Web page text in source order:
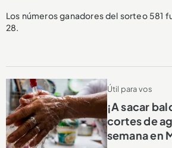
Los números ganadores del sorteo 581
28.
Útil para vos
¡A sacar
cortes de
semana en